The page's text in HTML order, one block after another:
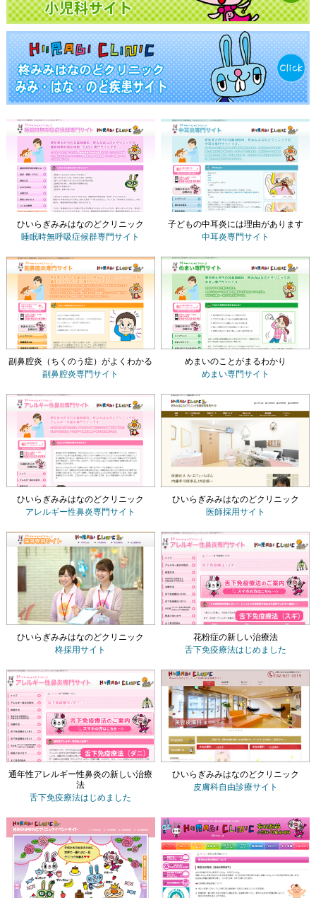
ひいらぎみみはなのどクリニック
睡眠時無呼吸症候群専門サイト
子どもの中耳炎には理由があります
中耳炎専門サイト
副鼻腔炎（ちくのう症）がよくわかる
副鼻腔炎専門サイト
めまいのことがまるわかり
めまい専門サイト
ひいらぎみみはなのどクリニック
アレルギー性鼻炎専門サイト
ひいらぎみみはなのどクリニック
医師採用サイト
ひいらぎみみはなのどクリニック
柊採用サイト
花粉症の新しい治療法
舌下免疫療法はじめました
通年性アレルギー性鼻炎の新しい治療
法
舌下免疫療法はじめました
ひいらぎみみはなのどクリニック
皮膚科自由診療サイト